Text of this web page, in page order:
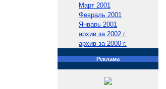
Март 2001
Февраль 2001
Январь 2001
архив за 2002 г.
архив за 2000 г.
Реклама